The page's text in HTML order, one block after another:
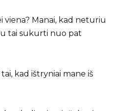
viena? Manai, kad neturiu
tai sukurti nuo pat
kad ištryniai mane iš